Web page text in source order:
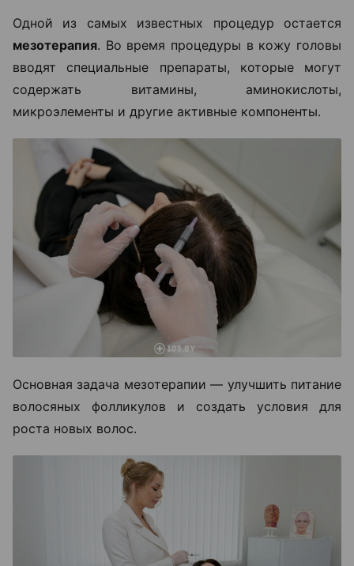
Одной из самых известных процедур остается
мезотерапия. Во время процедуры в кожу головы
вводят специальные препараты, которые могут
содержать витамины, аминокислоты,
микроэлементы и другие активные компоненты.
Основная задача мезотерапии — улучшить питание
волосяных фолликулов и создать условия для
роста новых волос.